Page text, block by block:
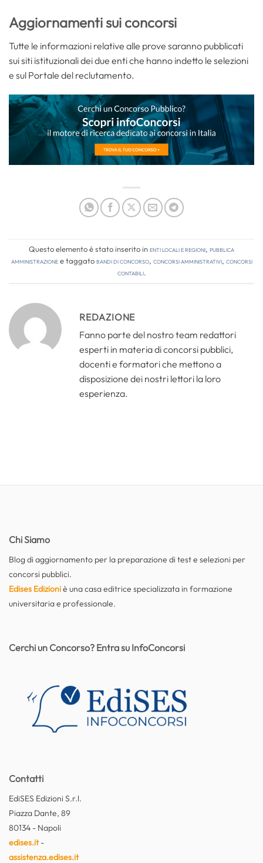
Aggiornamenti sui concorsi
Tutte le informazioni relative alle prove saranno pubblicati
sui siti istituzionali dei due enti che hanno indetto le selezioni
e sul Portale del reclutamento.
Questo elemento è stato inserito inEnti locali e regioni, Pubblica
amministrazionee taggatobandi di concorso, concorsi amministrativi, concorsi
contabili.
REDAZIONE
Fanno parte del nostro team redattori
esperti in materia di concorsi pubblici,
docenti e formatori che mettono a
disposizione dei nostri lettori la loro
esperienza.
Chi Siamo
Blog di aggiornamento per la preparazione di test e selezioni per
concorsi pubblici.
Edises Edizioniè una casa editrice specializzata in formazione
universitaria e professionale.
Contatti
EdiSES Edizioni S.r.l.
Piazza Dante, 89
80134 - Napoli
edises.it-
assistenza.edises.it
Cerchi un Concorso? Entra su InfoConcorsi